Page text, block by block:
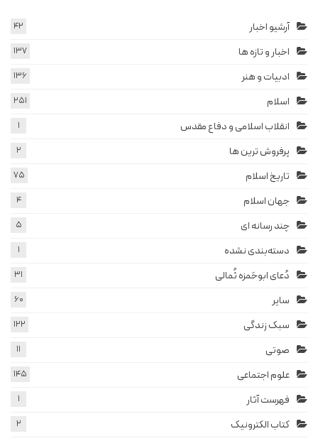
آرشیو اخبار 42
اخبار و تازه ها 137
ادبیات و هنر 136
اسلام 251
انقلاب اسلامی و دفاع مقدس 1
پرفروش ترین ها 2
تاریخ اسلام 75
جهان اسلام 4
چند رسانه ای 5
دسته‌بندی نشده 1
دُعای ابوحَمزه ثُمالی 31
سایر 60
سبک زندگی 122
صوتی 11
علوم اجتماعی 145
فهرست آثار 1
کتاب الکترونیک 2